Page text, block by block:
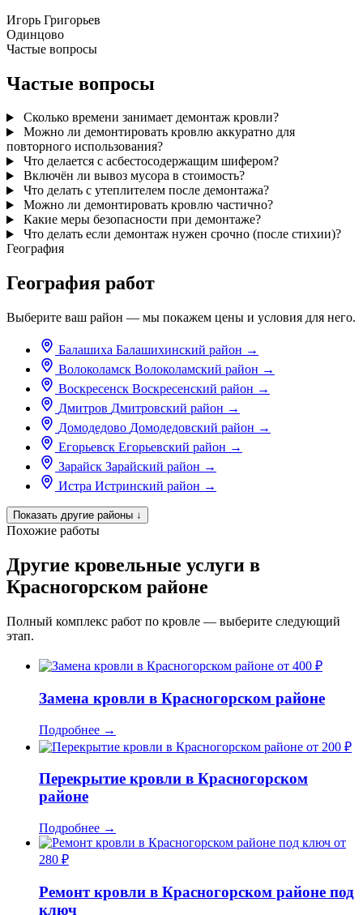
Игорь Григорьев
Одинцово
Частые вопросы
Частые вопросы
Сколько времени занимает демонтаж кровли?
Можно ли демонтировать кровлю аккуратно для
повторного использования?
Что делается с асбестосодержащим шифером?
Включён ли вывоз мусора в стоимость?
Что делать с утеплителем после демонтажа?
Можно ли демонтировать кровлю частично?
Какие меры безопасности при демонтаже?
Что делать если демонтаж нужен срочно (после стихии)?
География
География работ
Выберите ваш район — мы покажем цены и условия для него.
Балашиха Балашихинский район →
Волоколамск Волоколамский район →
Воскресенск Воскресенский район →
Дмитров Дмитровский район →
Домодедово Домодедовский район →
Егорьевск Егорьевский район →
Зарайск Зарайский район →
Истра Истринский район →
Показать другие районы ↓
Похожие работы
Другие кровельные услуги в
Красногорском районе
Полный комплекс работ по кровле — выберите следующий
этап.
от 400 ₽
Замена кровли в Красногорском районе
Подробнее →
от 200 ₽
Перекрытие кровли в Красногорском
районе
Подробнее →
от
280 ₽
Ремонт кровли в Красногорском районе под
ключ